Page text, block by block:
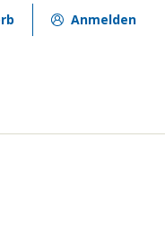
Anmelden